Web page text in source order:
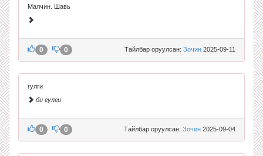
Малчин. Шавь
Тайлбар оруулсан: Зочин 2025-09-11
0 0
гулги
би гулги
Тайлбар оруулсан: Зочин 2025-09-04
0 0